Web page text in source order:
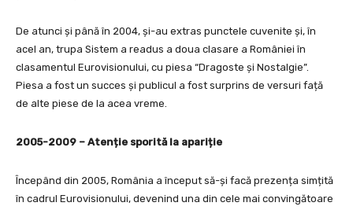
De atunci și până în 2004, și-au extras punctele cuvenite și, în
acel an, trupa Sistem a readus a doua clasare a României în
clasamentul Eurovisionului, cu piesa “Dragoste și Nostalgie”.
Piesa a fost un succes și publicul a fost surprins de versuri față
de alte piese de la acea vreme.
2005-2009 – Atenție sporită la apariție
Începând din 2005, România a început să-și facă prezența simțită
în cadrul Eurovisionului, devenind una din cele mai convingătoare